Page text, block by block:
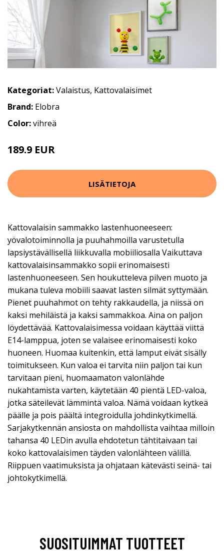
Kategoriat:Valaistus, Kattovalaisimet
Brand: Elobra
Color:vihreä
189.9 EUR
LISÄTIETOJA
Kattovalaisin sammakko lastenhuoneeseen:
yövalotoiminnolla ja puuhahmoilla varustetulla
lapsiystävällisellä liikkuvalla mobiiliosalla Vaikuttava
kattovalaisinsammakko sopii erinomaisesti
lastenhuoneeseen. Sen houkutteleva pilven muoto ja
mukana tuleva mobiili saavat lasten silmät syttymään.
Pienet puuhahmot on tehty rakkaudella, ja niissä on
kaksi mehiläistä ja kaksi sammakkoa. Aina on paljon
löydettävää. Kattovalaisimessa voidaan käyttää viittä
E14-lamppua, joten se valaisee erinomaisesti koko
huoneen. Huomaa kuitenkin, että lamput eivät sisälly
toimitukseen. Kun valoa ei tarvita niin paljon tai kun
tarvitaan pieni, huomaamaton valonlähde
nukahtamista varten, käytetään 40 pientä LED-valoa,
jotka säteilevät lämmintä valoa. Nämä voidaan kytkeä
päälle ja pois päältä integroidulla johdinkytkimellä.
Sarjakytkennän ansiosta on mahdollista vaihtaa milloin
tahansa 40 LEDin avulla ehdotetun tähtitaivaan tai
koko kattovalaisimen täyden valonlähteen välillä.
Riippuen vaatimuksista ja ohjataan kätevästi seinä- tai
johtokytkimellä.
SUOSITUIMMAT TUOTTEET